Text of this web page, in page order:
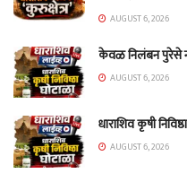
AUGUST 6, 2026
केवळ निलंबन पुरेसे
AUGUST 6, 2026
धाराशिव कृषी
AUGUST 6, 2026